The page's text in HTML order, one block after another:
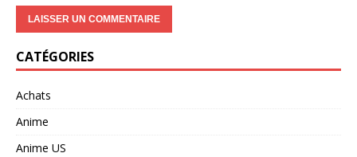
CATÉGORIES
Achats
Anime
Anime US